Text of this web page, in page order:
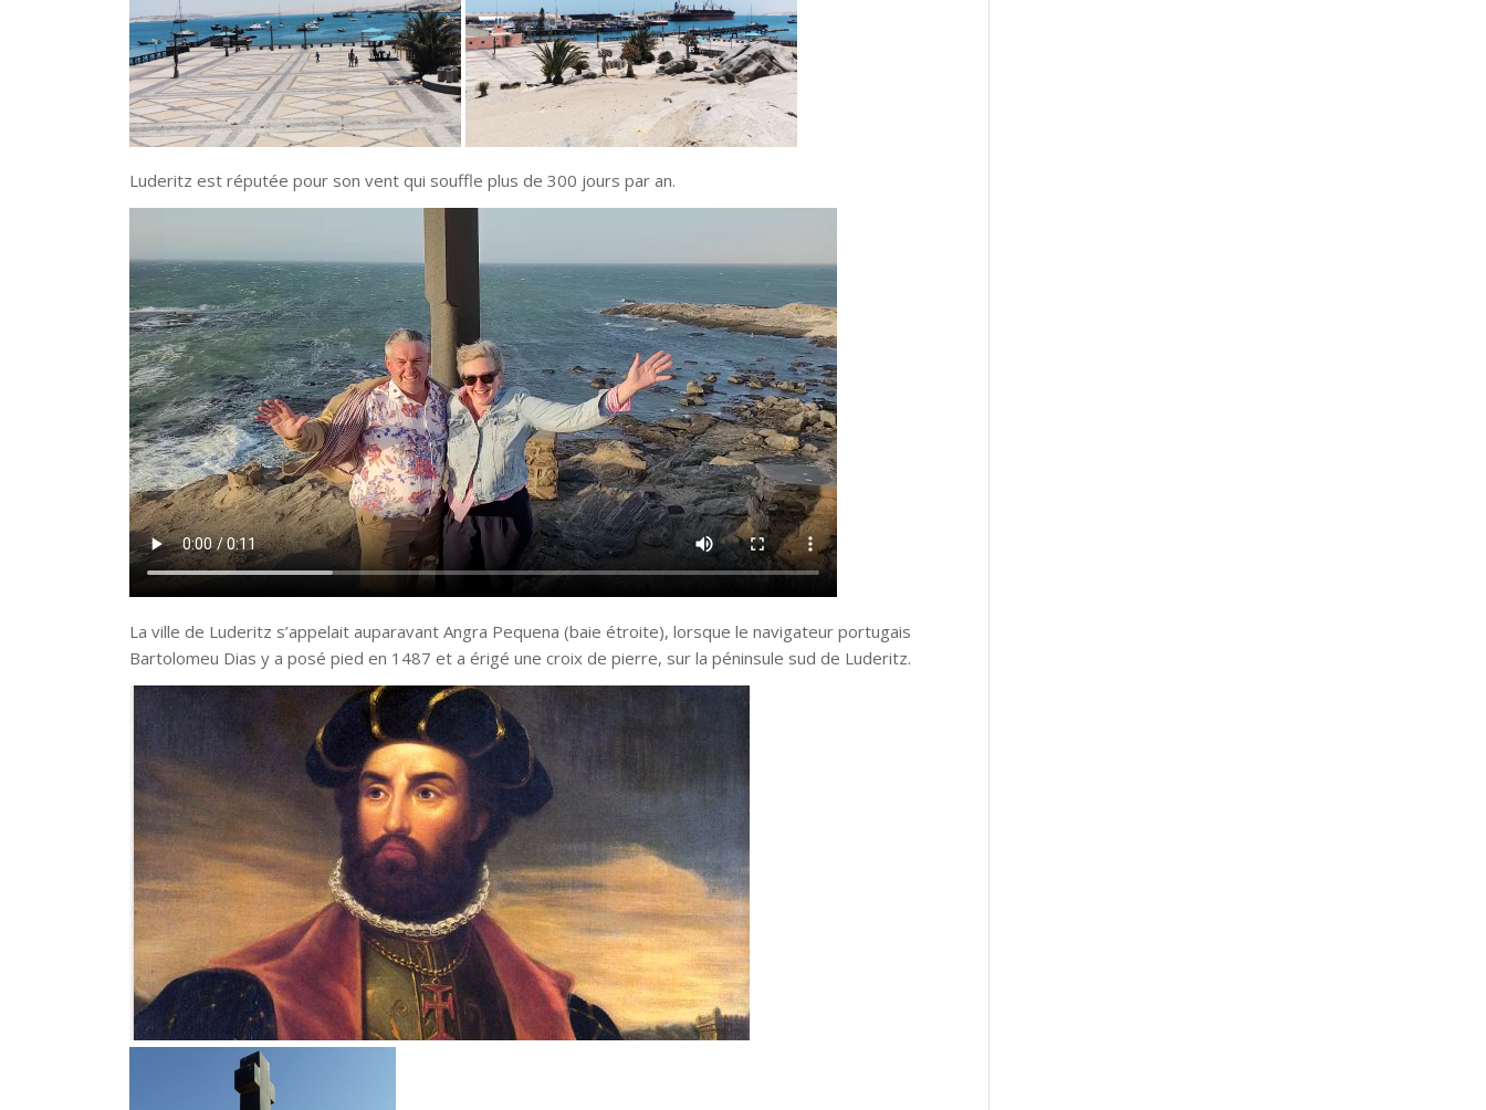
Luderitz est réputée pour son vent qui souffle plus de 300 jours par an.
La ville de Luderitz s’appelait auparavant Angra Pequena (baie étroite), lorsque le navigateur portugais
Bartolomeu Dias y a posé pied en 1487 et a érigé une croix de pierre, sur la péninsule sud de Luderitz.